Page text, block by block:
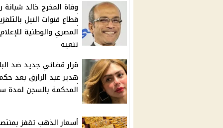
وفاة المخرج خالد
قطاع قنوات النيل
المصري والوطنية للإعلام
تنعيه
قرار قضائي جديد ضد
هدير عبد الرازق بعد
المحكمة بالسجن لمدة
أسعار الذهب تقفز